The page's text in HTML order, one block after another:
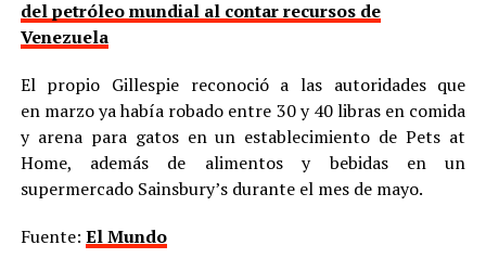
del petróleo mundial al contar recursos de
Venezuela
El propio Gillespie reconoció a las autoridades que
en marzo ya había robado entre 30 y 40 libras en comida
y arena para gatos en un establecimiento de Pets at
Home, además de alimentos y bebidas en un
supermercado Sainsbury’s durante el mes de mayo.
Fuente: El Mundo